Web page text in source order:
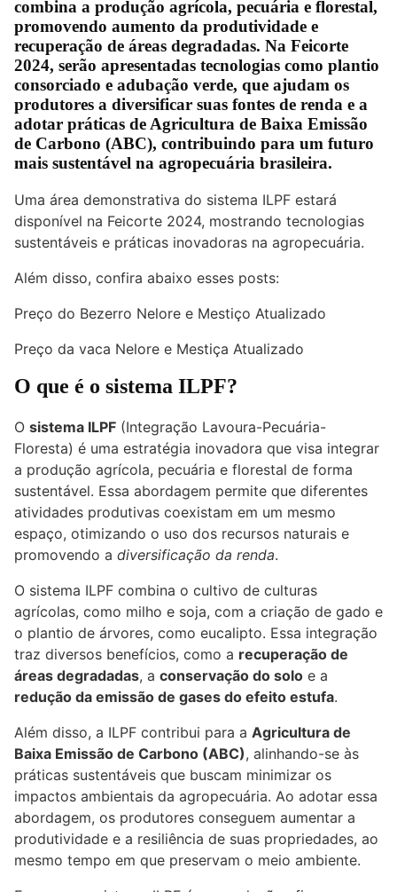
combina a produção agrícola, pecuária e florestal,
promovendo aumento da produtividade e
recuperação de áreas degradadas. Na Feicorte
2024, serão apresentadas tecnologias como plantio
consorciado e adubação verde, que ajudam os
produtores a diversificar suas fontes de renda e a
adotar práticas de Agricultura de Baixa Emissão
de Carbono (ABC), contribuindo para um futuro
mais sustentável na agropecuária brasileira.
Uma área demonstrativa do sistema ILPF estará
disponível na Feicorte 2024, mostrando tecnologias
sustentáveis e práticas inovadoras na agropecuária.
Além disso, confira abaixo esses posts:
Preço do Bezerro Nelore e Mestiço Atualizado
Preço da vaca Nelore e Mestiça Atualizado
O que é o sistema ILPF?
O sistema ILPF (Integração Lavoura-Pecuária-
Floresta) é uma estratégia inovadora que visa integrar
a produção agrícola, pecuária e florestal de forma
sustentável. Essa abordagem permite que diferentes
atividades produtivas coexistam em um mesmo
espaço, otimizando o uso dos recursos naturais e
promovendo a diversificação da renda.
O sistema ILPF combina o cultivo de culturas
agrícolas, como milho e soja, com a criação de gado e
o plantio de árvores, como eucalipto. Essa integração
traz diversos benefícios, como a recuperação de
áreas degradadas, a conservação do solo e a
redução da emissão de gases do efeito estufa.
Além disso, a ILPF contribui para a Agricultura de
Baixa Emissão de Carbono (ABC), alinhando-se às
práticas sustentáveis que buscam minimizar os
impactos ambientais da agropecuária. Ao adotar essa
abordagem, os produtores conseguem aumentar a
produtividade e a resiliência de suas propriedades, ao
mesmo tempo em que preservam o meio ambiente.